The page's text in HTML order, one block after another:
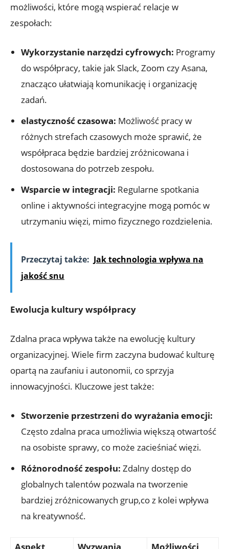
możliwości, które mogą wspierać relacje w
zespołach:
Wykorzystanie narzędzi cyfrowych: Programy
do współpracy, takie jak Slack, Zoom czy Asana,
znacząco ułatwiają komunikację i organizację
zadań.
elastyczność czasowa: Możliwość pracy w
różnych strefach czasowych może sprawić, że
współpraca będzie bardziej zróżnicowana i
dostosowana do potrzeb zespołu.
Wsparcie w integracji: Regularne spotkania
online i aktywności integracyjne mogą pomóc w
utrzymaniu więzi, mimo fizycznego rozdzielenia.
Przeczytaj także: Jak technologia wpływa na
jakość snu
Ewolucja kultury współpracy
Zdalna praca wpływa także na ewolucję kultury
organizacyjnej. Wiele firm zaczyna budować kulturę
opartą na zaufaniu i autonomii, co sprzyja
innowacyjności. Kluczowe jest także:
Stworzenie przestrzeni do wyrażania emocji:
Często zdalna praca umożliwia większą otwartość
na osobiste sprawy, co może zacieśniać więzi.
Różnorodność zespołu: Zdalny dostęp do
globalnych talentów pozwala na tworzenie
bardziej zróżnicowanych grup,co z kolei wpływa
na kreatywność.